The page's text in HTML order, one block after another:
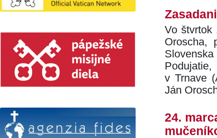
Vo štvrtok
Oroscha,
v Trnave
Ján
24.